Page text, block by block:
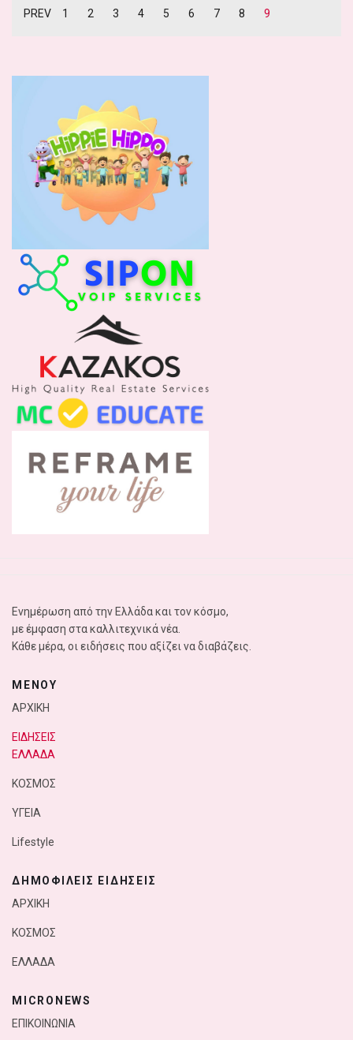
PREV 1 2 3 4 5 6 7 8 9
Ενημέρωση από την Ελλάδα και τον κόσμο,
με έμφαση στα καλλιτεχνικά νέα.
Κάθε μέρα, οι ειδήσεις που αξίζει να διαβάζεις.
ΜΕΝΟΥ
ΑΡΧΙΚΗ
ΕΙΔΗΣΕΙΣ
ΕΛΛΑΔΑ
ΚΟΣΜΟΣ
ΥΓΕΙΑ
Lifestyle
ΔΗΜΟΦΙΛΕΙΣ ΕΙΔΗΣΕΙΣ
ΑΡΧΙΚΗ
ΚΟΣΜΟΣ
ΕΛΛΑΔΑ
MICRONEWS
ΕΠΙΚΟΙΝΩΝΙΑ